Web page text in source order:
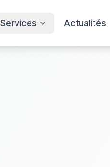
Services Actualités